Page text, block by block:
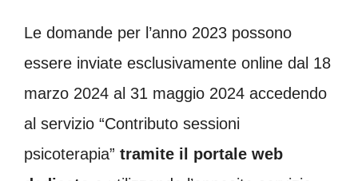
Le domande per l’anno 2023 possono
essere inviate esclusivamente online dal 18
marzo 2024 al 31 maggio 2024 accedendo
al servizio “Contributo sessioni
psicoterapia” tramite il portale web